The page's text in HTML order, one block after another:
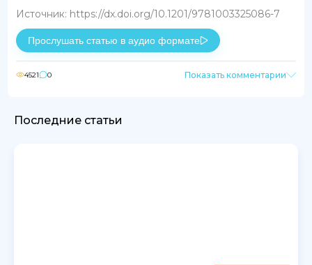
Источник: https://dx.doi.org/10.1201/9781003325086-7
Прослушать статью в аудио формате
4521 0 Показать комментарии
Последние статьи